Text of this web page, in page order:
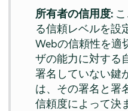
所有者の信用度:
る信頼レベルを設
Webの信頼性を適
ザの能力に対する
署名していない鍵
は、その署名と署
信頼度によって決